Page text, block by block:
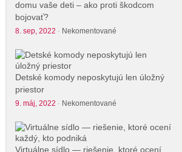
domu vaše deti – ako proti škodcom
bojovať?
8. sep, 2022 · Nekomentované
Detské komody neposkytujú len úložný
priestor
9. máj, 2022 · Nekomentované
Virtuálne sídlo — riešenie, ktoré ocení